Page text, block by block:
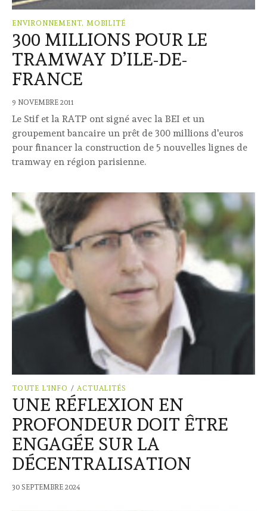
ENVIRONNEMENT, MOBILITÉ
300 MILLIONS POUR LE
TRAMWAY D’ILE-DE-
FRANCE
9 NOVEMBRE 2011
Le Stif et la RATP ont signé avec la BEI et un
groupement bancaire un prêt de 300 millions d'euros
pour financer la construction de 5 nouvelles lignes de
tramway en région parisienne.
TOUTE L'INFO / ACTUALITÉS
UNE RÉFLEXION EN
PROFONDEUR DOIT ÊTRE
ENGAGÉE SUR LA
DÉCENTRALISATION
30 SEPTEMBRE 2024